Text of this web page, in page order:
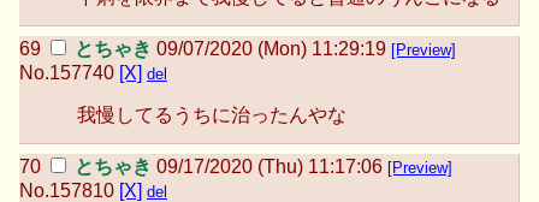
とちゃき 09/07/2020 (Mon) 11:29:19 [Preview]
No.157740 [X] del
我慢してるうちに治ったんやな
とちゃき 09/17/2020 (Thu) 11:17:06 [Preview]
No.157810 [X] del